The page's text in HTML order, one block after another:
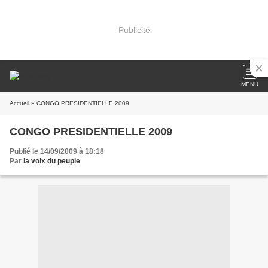
Publicité
MENU
Accueil » CONGO PRESIDENTIELLE 2009
CONGO PRESIDENTIELLE 2009
Publié le 14/09/2009 à 18:18
Par la voix du peuple